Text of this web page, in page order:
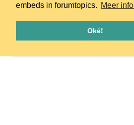
embeds in forumtopics. Meer
Oké!
Oeps! Er is iets misgegaan. Herlaad
opnieuw.